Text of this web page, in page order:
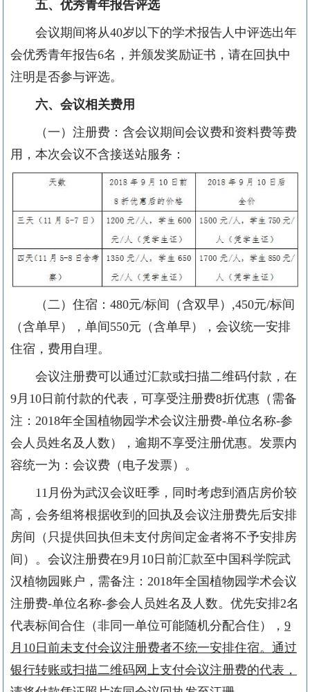
五、优秀青年报告评选
会议期间将从40岁以下的学术报告人中评选出年
会优秀青年报告6名，并颁发奖励证书，请在回执中
注明是否参与评选。
六、会议相关费用
（一）注册费：含会议期间会议费和资料费等费
用，本次会议不含接送站服务：
（二）住宿：480元/标间（含双早）,450元/标间
（含单早），单间550元（含单早），会议统一安排
住宿，费用自理。
会议注册费可以通过汇款或扫描二维码付款，在
9月10日前付款的代表，可享受注册费8折优惠（需备
注：2018年全国植物园学术会议注册费-单位名称-参
会人员姓名及人数），逾期不享受注册优惠。发票内
容统一为：会议费（电子发票）。
11月份为武汉会议旺季，同时考虑到酒店房价较
高，会务组将根据收到的回执及会议注册费先后安排
房间（只提供回执但未支付房间定金者将不予安排房
间）。会议注册费在9月10日前汇款至中国科学院武
汉植物园账户，需备注：2018年全国植物园学术会议
注册费-单位名称-参会人员姓名及人数。优先安排2名
代表标间合住（非同一单位可能随机分配合住）， 9
月10日前未支付会议注册费者不统一安排住宿。通过
银行转账或扫描二维码网上支付会议注册费的代表，